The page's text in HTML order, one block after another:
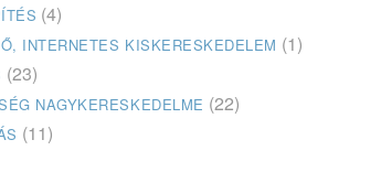
(4)
INTERNETES KISKERESKEDELEM (1)
(23)
NAGYKERESKEDELME (22)
(11)